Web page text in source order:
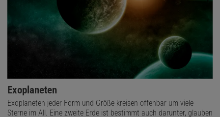
Exoplaneten
Exoplaneten jeder Form und Größe kreisen offenbar um viele
Sterne im All. Eine zweite Erde ist bestimmt auch darunter, glauben